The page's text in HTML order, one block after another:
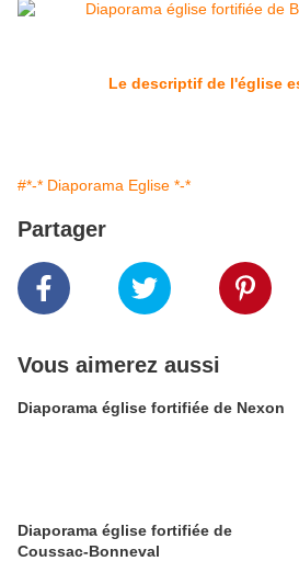
Le descriptif de l'église
#*-* Diaporama Eglise *-*
Partager
Vous aimerez aussi
Diaporama église fortifiée de Nexon
Diaporama église fortifiée de
Coussac-Bonneval